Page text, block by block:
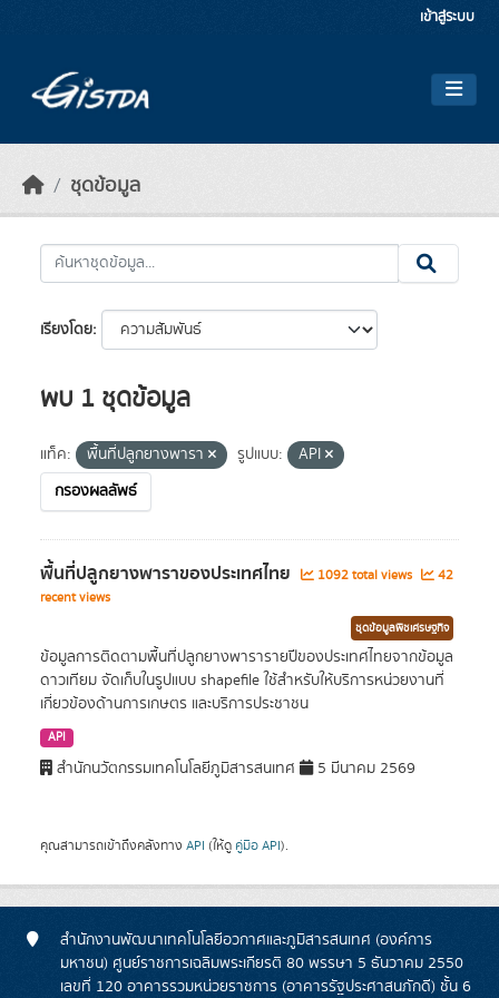
เข้าสู่ระบบ
ชุดข้อมูล
เรียงโดย
พบ 1 ชุดข้อมูล
แท็ค: พื้นที่ปลูกยางพารา รูปแบบ:
API
กรองผลลัพธ์
พื้นที่ปลูกยางพาราของประเทศไทย 1092 total views
42
recent views
ชุดข้อมูลพืชเศรษฐกิจ
ข้อมูลการติดตามพื้นที่ปลูกยางพารารายปีของประเทศไทยจากข้อมูล
ดาวเทียม จัดเก็บในรูปแบบ shapefile ใช้สำหรับให้บริการหน่วยงานที่
เกี่ยวข้องด้านการเกษตร และบริการประชาชน
API
สำนักนวัตกรรมเทคโนโลยีภูมิสารสนเทศ 5 มีนาคม 2569
คุณสามารถเข้าถึงคลังทาง API (ให้ดู คู่มือ API).
สำนักงานพัฒนาเทคโนโลยีอวกาศและภูมิสารสนเทศ (องค์การ
มหาชน) ศูนย์ราชการเฉลิมพระเกียรติ 80 พรรษา 5 ธันวาคม 2550
เลขที่ 120 อาคารรวมหน่วยราชการ (อาคารรัฐประศาสนภักดี) ชั้น 6